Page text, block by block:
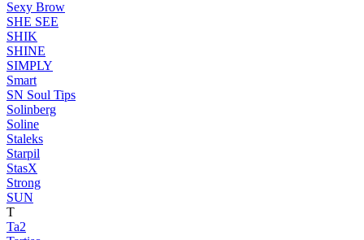
Sexy Brow
SHE SEE
SHIK
SHINE
SIMPLY
Smart
SN Soul Tips
Solinberg
Soline
Staleks
Starpil
StasX
Strong
SUN
T
Ta2